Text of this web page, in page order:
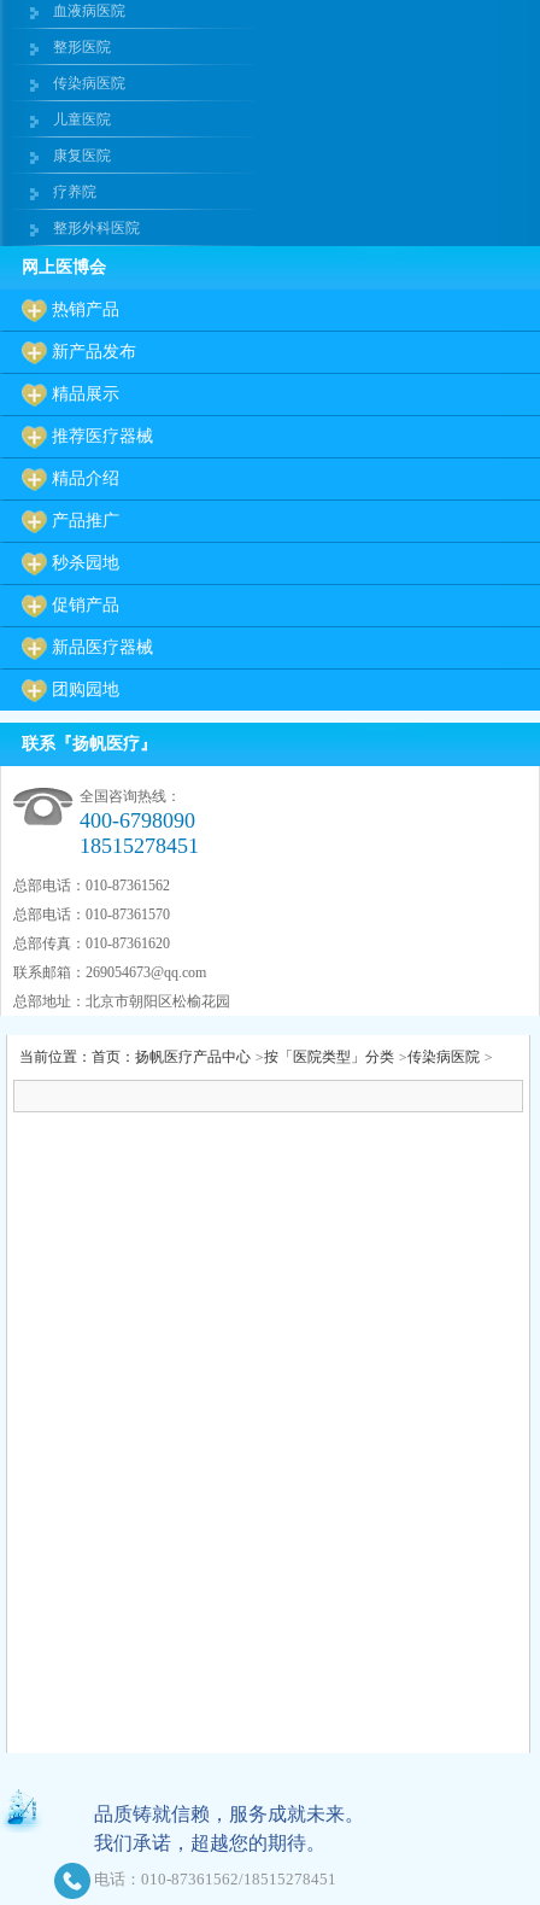
血液病医院
整形医院
传染病医院
儿童医院
康复医院
疗养院
整形外科医院
网上医博会
热销产品
新产品发布
精品展示
推荐医疗器械
精品介绍
产品推广
秒杀园地
促销产品
新品医疗器械
团购园地
联系『扬帆医疗』
全国咨询热线：
400-6798090
18515278451
总部电话：010-87361562
总部电话：010-87361570
总部传真：010-87361620
联系邮箱： 269054673@qq.com
总部地址：北京市朝阳区松榆花园
当前位置： 首页 ： 扬帆医疗产品中心 >按「医院类型」分类 >传染病医院 >
品质铸就信赖，服务成就未来。
我们承诺，超越您的期待。
电话：010-87361562/18515278451